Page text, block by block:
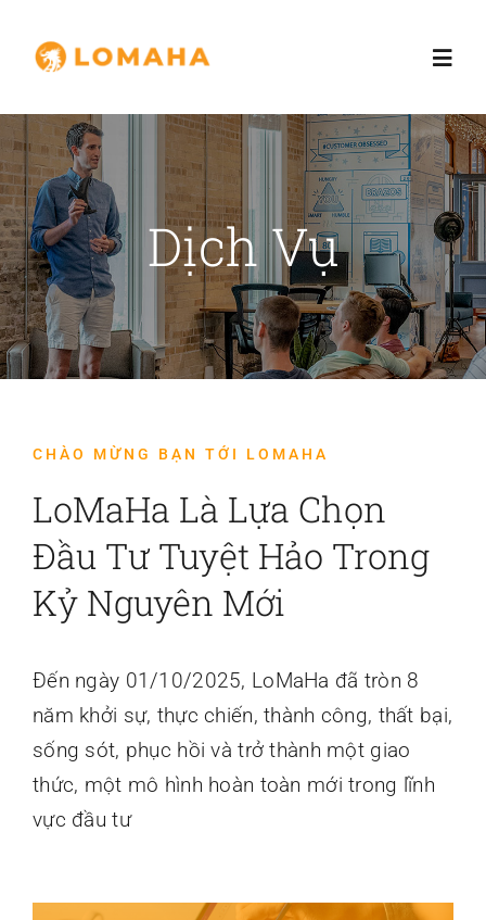
Trang chủ
Giới thiệu
Dịch vụ
Nhà đầu tư
Liên hệ
Dịch Vụ
CHÀO MỪNG BẠN TỚI LOMAHA
LoMaHa Là Lựa Chọn
Đầu Tư Tuyệt Hảo Trong
Kỷ Nguyên Mới
Đến ngày 01/10/2025, LoMaHa đã tròn 8
năm khởi sự, thực chiến, thành công, thất bại,
sống sót, phục hồi và trở thành một giao
thức, một mô hình hoàn toàn mới trong lĩnh
vực đầu tư